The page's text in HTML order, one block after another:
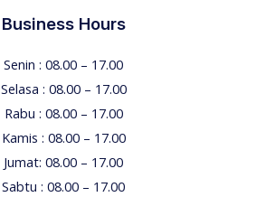
Business Hours
Senin : 08.00 – 17.00
Selasa : 08.00 – 17.00
Rabu : 08.00 – 17.00
Kamis : 08.00 – 17.00
Jumat: 08.00 – 17.00
Sabtu : 08.00 – 17.00